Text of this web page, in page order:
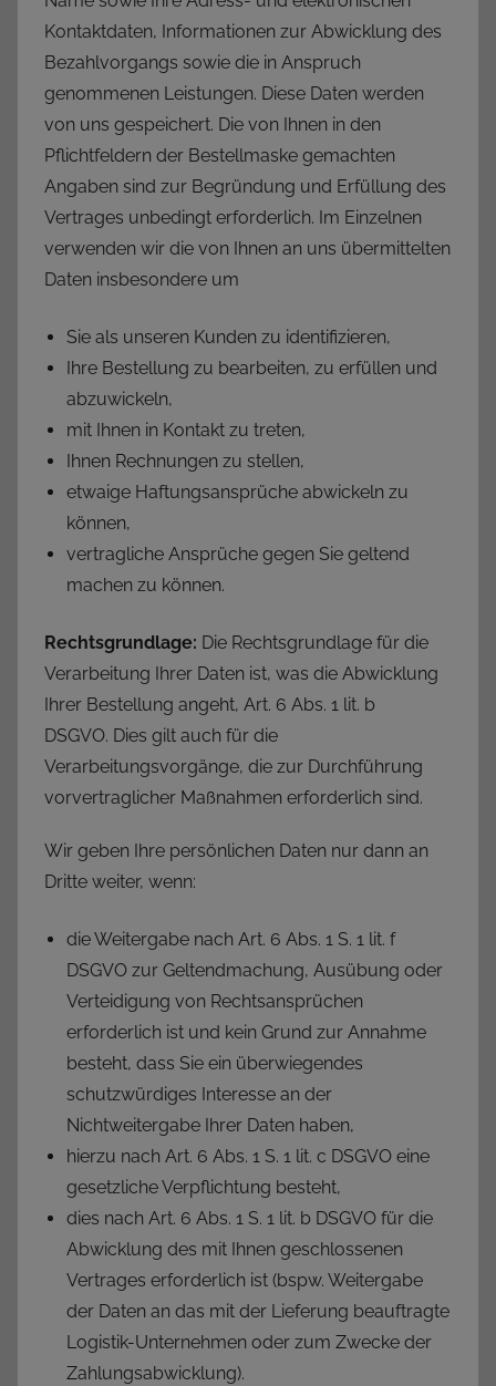
Kontaktdaten, Informationen zur Abwicklung des
Bezahlvorgangs sowie die in Anspruch
genommenen Leistungen. Diese Daten werden
von uns gespeichert. Die von Ihnen in den
Pflichtfeldern der Bestellmaske gemachten
Angaben sind zur Begründung und Erfüllung des
Vertrages unbedingt erforderlich. Im Einzelnen
verwenden wir die von Ihnen an uns übermittelten
Daten insbesondere um
Sie als unseren Kunden zu identifizieren,
Ihre Bestellung zu bearbeiten, zu erfüllen und
abzuwickeln,
mit Ihnen in Kontakt zu treten,
Ihnen Rechnungen zu stellen,
etwaige Haftungsansprüche abwickeln zu
können,
vertragliche Ansprüche gegen Sie geltend
machen zu können.
Rechtsgrundlage: Die Rechtsgrundlage für die
Verarbeitung Ihrer Daten ist, was die Abwicklung
Ihrer Bestellung angeht, Art. 6 Abs. 1 lit. b
DSGVO. Dies gilt auch für die
Verarbeitungsvorgänge, die zur Durchführung
vorvertraglicher Maßnahmen erforderlich sind.
Wir geben Ihre persönlichen Daten nur dann an
Dritte weiter, wenn:
die Weitergabe nach Art. 6 Abs. 1 S. 1 lit. f
DSGVO zur Geltendmachung, Ausübung oder
Verteidigung von Rechtsansprüchen
erforderlich ist und kein Grund zur Annahme
besteht, dass Sie ein überwiegendes
schutzwürdiges Interesse an der
Nichtweitergabe Ihrer Daten haben,
hierzu nach Art. 6 Abs. 1 S. 1 lit. c DSGVO eine
gesetzliche Verpflichtung besteht,
dies nach Art. 6 Abs. 1 S. 1 lit. b DSGVO für die
Abwicklung des mit Ihnen geschlossenen
Vertrages erforderlich ist (bspw. Weitergabe
der Daten an das mit der Lieferung beauftragte
Logistik-Unternehmen oder zum Zwecke der
Zahlungsabwicklung).